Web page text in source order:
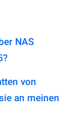
NAS
von
an meinen